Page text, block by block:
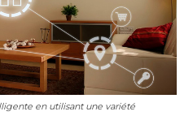
en utilisant une variété